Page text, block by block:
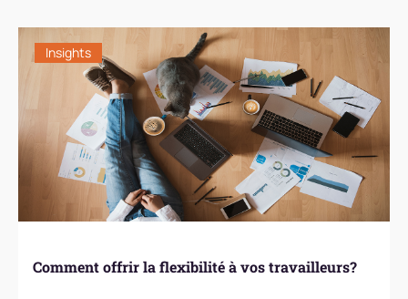
Insights
Comment offrir la flexibilité à vos travailleurs?